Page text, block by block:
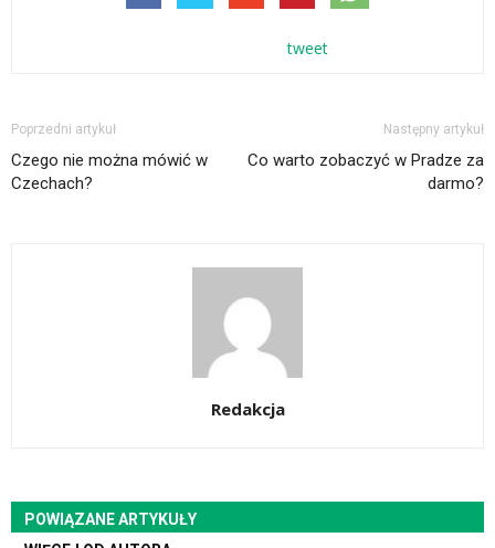
tweet
Poprzedni artykuł
Czego nie można mówić w
Czechach?
Następny artykuł
Co warto zobaczyć w Pradze za
darmo?
Redakcja
POWIĄZANE ARTYKUŁY